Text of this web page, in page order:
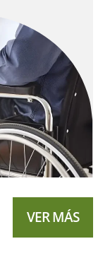
VER MÁS